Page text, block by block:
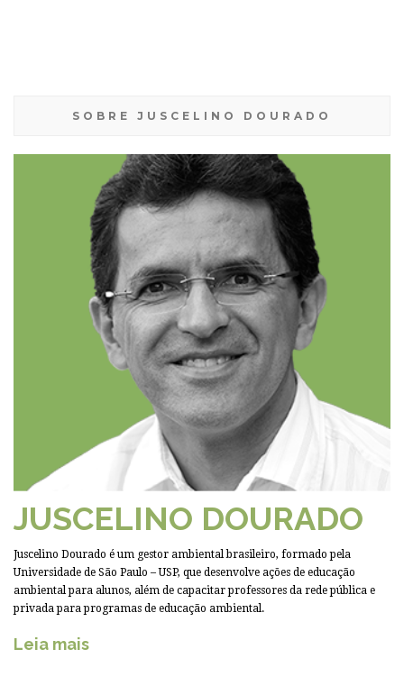
SOBRE JUSCELINO DOURADO
JUSCELINO DOURADO
Juscelino Dourado é um gestor ambiental brasileiro, formado pela
Universidade de São Paulo – USP, que desenvolve ações de educação
ambiental para alunos, além de capacitar professores da rede pública e
privada para programas de educação ambiental.
Leia mais